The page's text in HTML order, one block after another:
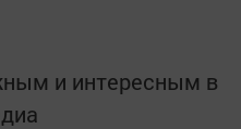
и интересным в